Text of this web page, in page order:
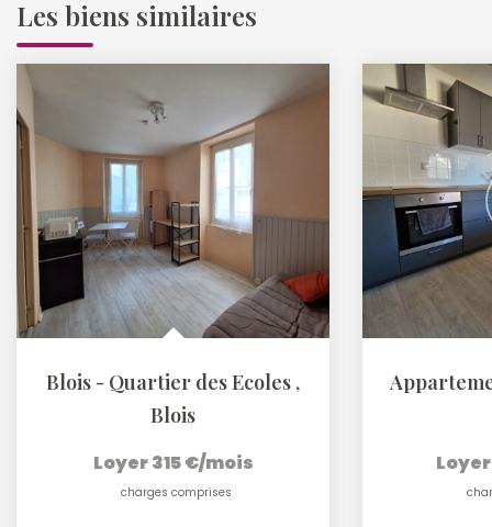
Les biens similaires
Blois - Quartier des Ecoles ,
Blois
Loyer 315 €/mois
charges comprises